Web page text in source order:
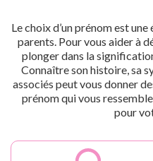
Le choix d’un prénom est
parents. Pour vous aider à
plonger dans la
Connaître son histoire, sa
associés peut vous donner
prénom qui vous
pour